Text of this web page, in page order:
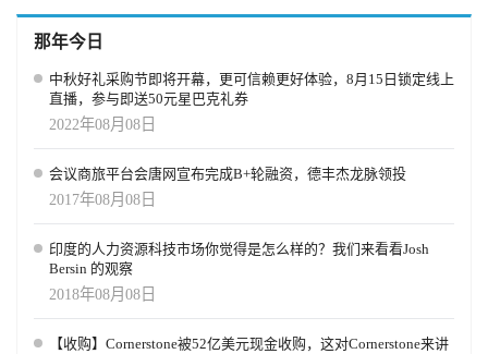
那年今日
中秋好礼采购节即将开幕，更可信赖更好体验，8月15日锁定线上
直播，参与即送50元星巴克礼券
2022年08月08日
会议商旅平台会唐网宣布完成B+轮融资，德丰杰龙脉领投
2017年08月08日
印度的人力资源科技市场你觉得是怎么样的？我们来看看Josh
Bersin 的观察
2018年08月08日
【收购】Cornerstone被52亿美元现金收购，这对Cornerstone来讲